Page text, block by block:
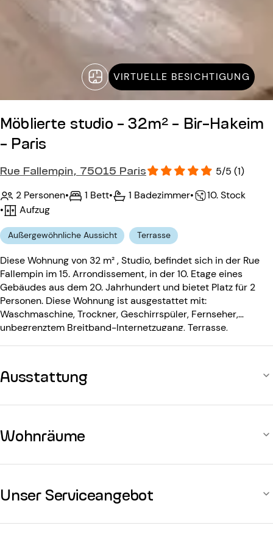
VIRTUELLE BESICHTIGUNG
Möblierte studio - 32m² - Bir-Hakeim
- Paris
Rue Fallempin, 75015 Paris
5/5 (1)
2 Personen• 1 Bett• 1 Badezimmer•
10. Stock
•
Aufzug
Außergewöhnliche Aussicht Terrasse
Diese Wohnung von 32 m² , Studio, befindet sich in der Rue
Fallempin im 15. Arrondissement, in der 10. Etage eines
Gebäudes aus dem 20. Jahrhundert und bietet Platz für 2
Personen. Diese Wohnung ist ausgestattet mit:
Waschmaschine, Trockner, Geschirrspüler, Fernseher,
unbegrenztem Breitband-Internetzugang, Terrasse,
Ausstattung
Wohnräume
Unser Serviceangebot